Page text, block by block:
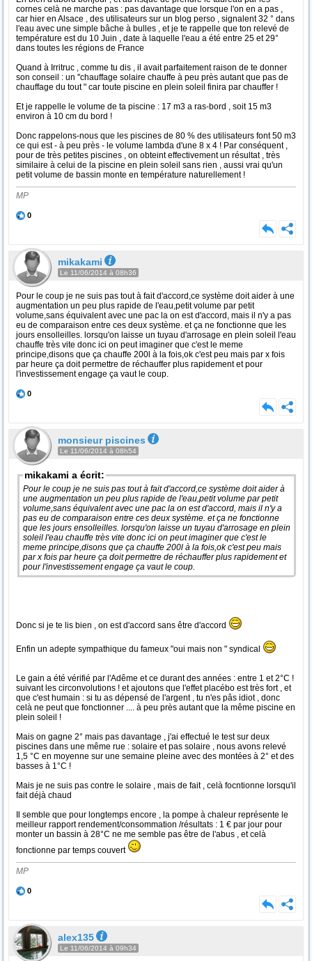
cornes celà ne marche pas : pas davantage que lorsque l'on en a pas ,
car hier en Alsace , des utilisateurs sur un blog perso , signalent 32 ° dans
l'eau avec une simple bâche à bulles , et je te rappelle que ton relevé de
température est du 10 Juin , date à laquelle l'eau a été entre 25 et 29°
dans toutes les régions de France
Quand à Irritruc , comme tu dis , il avait parfaitement raison de te donner
son conseil : un ''chauffage solaire chauffe à peu près autant que pas de
chauffage du tout " car toute piscine en plein soleil finira par chauffer !
Et je rappelle le volume de ta piscine : 17 m3 a ras-bord , soit 15 m3
environ à 10 cm du bord !
Donc rappelons-nous que les piscines de 80 % des utilisateurs font 50 m3
ce qui est - à peu près - le volume lambda d'une 8 x 4 ! Par conséquent ,
pour de très petites piscines , on obteint effectivement un résultat , très
similaire à celui de la piscine en plein soleil sans rien , aussi vrai qu'un
petit volume de bassin monte en température naturellement !
MP
0
mikakami
Le 11/06/2014 à 08h36
Pour le coup je ne suis pas tout à fait d'accord,ce système doit aider à une
augmentation un peu plus rapide de l'eau,petit volume par petit
volume,sans équivalent avec une pac la on est d'accord, mais il n'y a pas
eu de comparaison entre ces deux système. et ça ne fonctionne que les
jours ensolleilles. lorsqu'on laisse un tuyau d'arrosage en plein soleil l'eau
chauffe très vite donc ici on peut imaginer que c'est le meme
principe,disons que ça chauffe 200l à la fois,ok c'est peu mais par x fois
par heure ça doit permettre de réchauffer plus rapidement et pour
l'investissement engage ça vaut le coup.
0
monsieur piscines
Le 11/06/2014 à 08h54
mikakami a écrit:
Pour le coup je ne suis pas tout à fait d'accord,ce système doit aider à
une augmentation un peu plus rapide de l'eau,petit volume par petit
volume,sans équivalent avec une pac la on est d'accord, mais il n'y a
pas eu de comparaison entre ces deux système. et ça ne fonctionne
que les jours ensolleilles. lorsqu'on laisse un tuyau d'arrosage en plein
soleil l'eau chauffe très vite donc ici on peut imaginer que c'est le
meme principe,disons que ça chauffe 200l à la fois,ok c'est peu mais
par x fois par heure ça doit permettre de réchauffer plus rapidement et
pour l'investissement engage ça vaut le coup.
Donc si je te lis bien , on est d'accord sans être d'accord
Enfin un adepte sympathique du fameux "oui mais non " syndical
Le gain a été vérifié par l'Adême et ce durant des années : entre 1 et 2°C !
suivant les circonvolutions ! et ajoutons que l'effet placébo est très fort , et
que c'est humain : si tu as dépensé de l'argent , tu n'es pâs idiot , donc
celà ne peut que fonctionner .... à peu près autant que la même piscine en
plein soleil !
Mais on gagne 2° mais pas davantage , j'ai effectué le test sur deux
piscines dans une même rue : solaire et pas solaire , nous avons relevé
1,5 °C en moyenne sur une semaine pleine avec des montées à 2° et des
basses à 1°C !
Mais je ne suis pas contre le solaire , mais de fait , celà focntionne lorsqu'il
fait déjà chaud
Il semble que pour longtemps encore , la pompe à chaleur représente le
meilleur rapport rendement/consommation /résultats : 1 € par jour pour
monter un bassin à 28°C ne me semble pas être de l'abus , et celà
fonctionne par temps couvert
MP
0
alex135
Le 11/06/2014 à 09h34